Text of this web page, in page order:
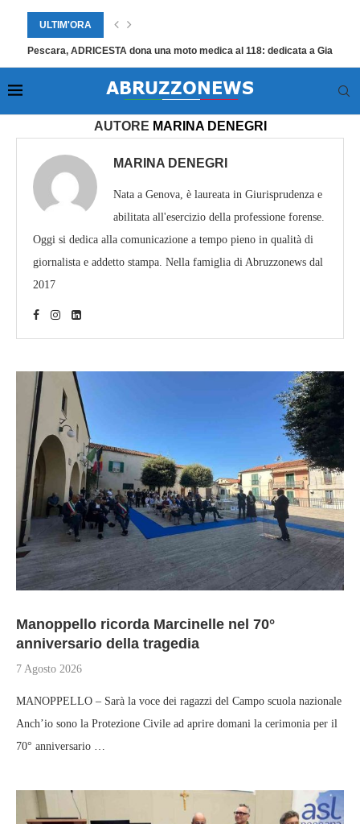
ULTIM'ORA
Pescara, ADRICESTA dona una moto medica al 118: dedicata a
Home Archivi per Marina Denegri
AUTORE MARINA DENEGRI
MARINA DENEGRI
Nata a Genova, è laureata in Giurisprudenza e
abilitata all'esercizio della professione forense.
Oggi si dedica alla comunicazione a tempo pieno in qualità di
giornalista e addetto stampa. Nella famiglia di Abruzzonews dal
2017
Manoppello ricorda Marcinelle nel 70°
anniversario della tragedia
7 Agosto 2026
MANOPPELLO – Sarà la voce dei ragazzi del Campo scuola nazionale
Anch’io sono la Protezione Civile ad aprire domani la cerimonia per il
70° anniversario …